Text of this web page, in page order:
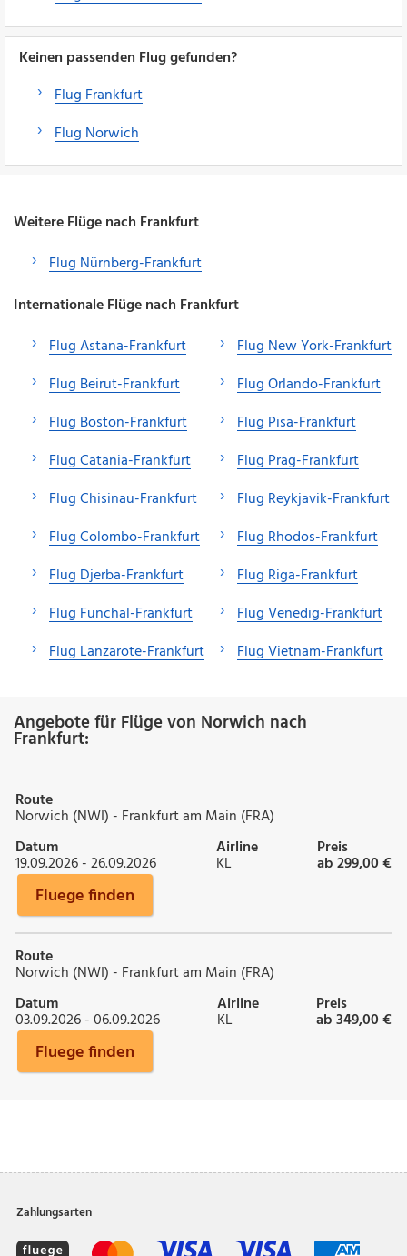
Keinen passenden Flug gefunden?
Flug Frankfurt
Flug Norwich
Weitere Flüge nach Frankfurt
Flug Nürnberg-Frankfurt
Internationale Flüge nach Frankfurt
Flug Astana-Frankfurt
Flug Beirut-Frankfurt
Flug Boston-Frankfurt
Flug Catania-Frankfurt
Flug Chisinau-Frankfurt
Flug Colombo-Frankfurt
Flug Djerba-Frankfurt
Flug Funchal-Frankfurt
Flug Lanzarote-Frankfurt
Flug New York-Frankfurt
Flug Orlando-Frankfurt
Flug Pisa-Frankfurt
Flug Prag-Frankfurt
Flug Reykjavik-Frankfurt
Flug Rhodos-Frankfurt
Flug Riga-Frankfurt
Flug Venedig-Frankfurt
Flug Vietnam-Frankfurt
Angebote für Flüge von Norwich nach
Frankfurt:
Route
Norwich (NWI) - Frankfurt am Main (FRA)
Datum
19.09.2026 - 26.09.2026
Airline
KL
Preis
ab 299,00 €
Fluege finden
Route
Norwich (NWI) - Frankfurt am Main (FRA)
Datum
03.09.2026 - 06.09.2026
Airline
KL
Preis
ab 349,00 €
Fluege finden